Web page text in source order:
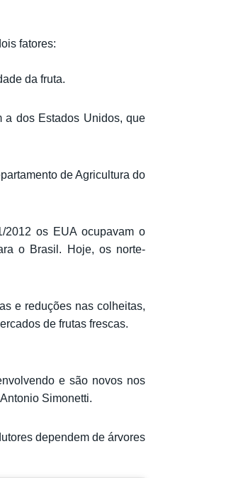
fatores:
da fruta.
a dos Estados Unidos, que
de Agricultura do
os EUA ocupavam o
o Brasil. Hoje, os norte-
e reduções nas colheitas,
de frutas frescas.
e são novos nos
Simonetti.
dependem de árvores